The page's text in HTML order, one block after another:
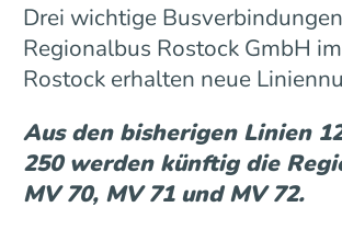
Drei wichtige
Regionalbus Rostock GmbH
Rostock erhalten neue
Aus den bisherigen Linien
250 werden künftig die
MV 70, MV 71 und MV 72.